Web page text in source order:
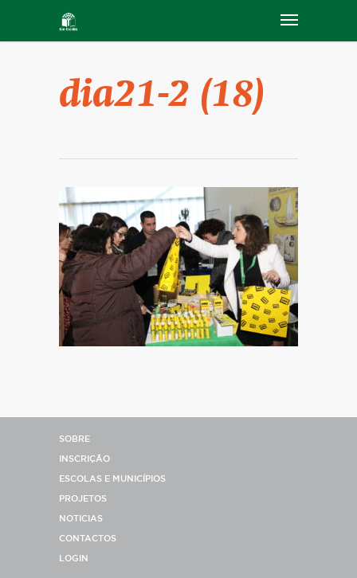
dia21-2 (18)
SOBRE
INSCRIÇÃO
ESCOLAS E MUNICÍPIOS
PROJETOS
NOTICIAS
CONTACTOS
LOGIN